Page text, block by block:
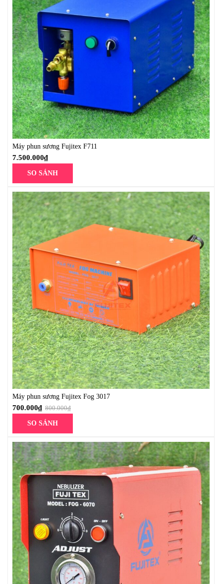
Máy phun sương Fujitex F711
7.500.000₫
SO SÁNH
Máy phun sương Fujitex Fog 3017
800.000₫
700.000₫
SO SÁNH